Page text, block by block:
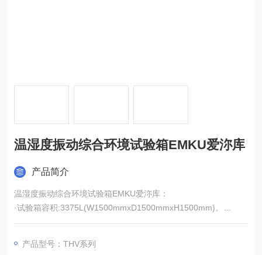
温湿度振动综合环境试验箱EMKU爱沵库
产品简介
温湿度振动综合环境试验箱EMKU爱沵库：
·试验箱容积:3375L(W1500mmxD1500mmxH1500mm)。
·温度范围:-20°C/-40°C/-70°C至+150°C/+180°C。
·温度下降速率:+100°C→-40°℃,>2°C/分钟。
产品型号：THV系列